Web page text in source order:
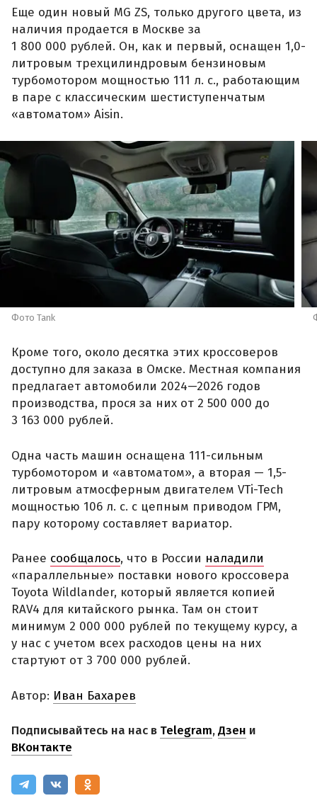
Еще один новый MG ZS, только другого цвета, из
наличия продается в Москве за
1 800 000 рублей. Он, как и первый, оснащен 1,0-
литровым трехцилиндровым бензиновым
турбомотором мощностью 111 л. с., работающим
в паре с классическим шестиступенчатым
«автоматом» Aisin.
Фото Tank
Кроме того, около десятка этих кроссоверов
доступно для заказа в Омске. Местная компания
предлагает автомобили 2024—2026 годов
производства, прося за них от 2 500 000 до
3 163 000 рублей.
Одна часть машин оснащена 111-сильным
турбомотором и «автоматом», а вторая — 1,5-
литровым атмосферным двигателем VTi-Tech
мощностью 106 л. с. с цепным приводом ГРМ,
пару которому составляет вариатор.
Ранее сообщалось, что в России наладили
«параллельные» поставки нового кроссовера
Toyota Wildlander, который является копией
RAV4 для китайского рынка. Там он стоит
минимум 2 000 000 рублей по текущему курсу, а
у нас с учетом всех расходов цены на них
стартуют от 3 700 000 рублей.
Автор: Иван Бахарев
Подписывайтесь на нас в Telegram,Дзен и
ВКонтакте